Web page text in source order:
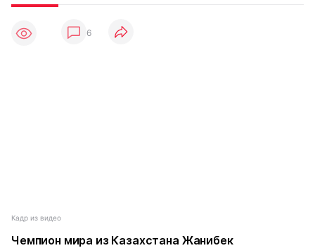
6
Кадр из видео
Чемпион мира из Казахстана Жанибек